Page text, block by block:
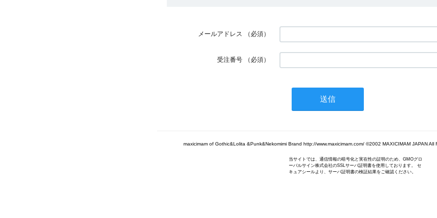
メールアドレス （必須）
受注番号 （必須）
maxicimam of Gothic&Lolita &Punk&Nekomimi Brand http://www.maxicimam.com/ ©2002 MAXICIMAM JAPAN All
当サイトでは、通信情報の暗号化と実在性の証明のため、GMOグロ
ーバルサイン株式会社のSSLサーバ証明書を使用しております。 セ
キュアシールより、サーバ証明書の検証結果をご確認ください。